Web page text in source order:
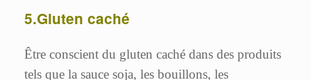
5.Gluten caché
Être conscient du gluten caché dans des produits
tels que la sauce soja, les bouillons, les